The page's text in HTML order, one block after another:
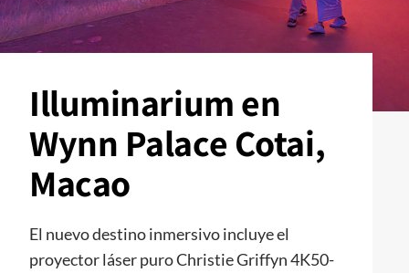
Illuminarium en
Wynn Palace Cotai,
Macao
El nuevo destino inmersivo incluye el
proyector láser puro Christie Griffyn 4K50-